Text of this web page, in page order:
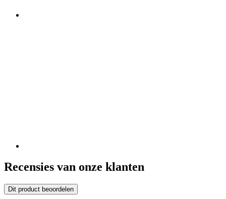
Recensies van onze klanten
Dit product beoordelen